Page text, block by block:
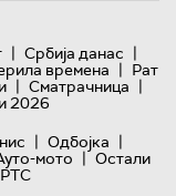
| Србија данас |
времена | Рат
| Сматрачница |
2026
| Одбојка |
мото | Остали